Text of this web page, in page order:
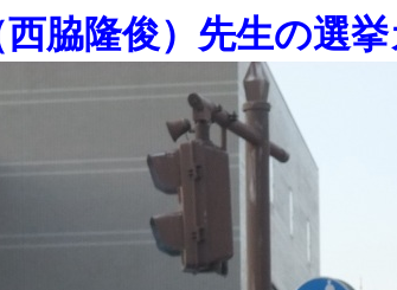
脇隆俊）先生の選